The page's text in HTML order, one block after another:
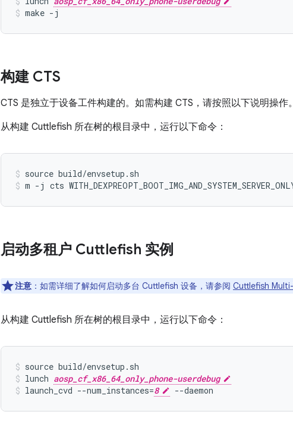
make -j
构建 CTS
CTS 是独立于设备工件构建的。如需构建 CTS，请按照以下说明操作。
从构建 Cuttlefish 所在树的根目录中，运行以下命令：
source build/envsetup.sh
m -j cts
启动多租户 Cuttlefish 实例
注意 ：如需详细了解如何启动多台 Cuttlefish 设备，请参阅 Cuttlefish
从构建 Cuttlefish 所在树的根目录中，运行以下命令：
source build/envsetup.sh
lunch aosp_cf_x86_64_only_phone-userdebug
launch_cvd --num_instances=8 --daemon